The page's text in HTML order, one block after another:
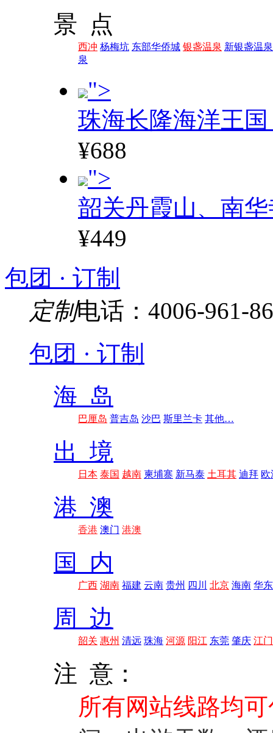
景 点
西冲 杨梅坑 东部华侨城 银盏温泉 新银盏温泉
泉
">
珠海长隆海洋王
¥688
">
韶关丹霞山、南
¥449
包团 · 订制
定制电话：4006-961-
包团 · 订制
海 岛
巴厘岛 普吉岛 沙巴 斯里兰卡 其他…
出 境
日本 泰国 越南 柬埔寨 新马泰 土耳其 迪拜 欧
港 澳
香港 澳门 港澳
国 内
广西 湖南 福建 云南 贵州 四川 北京 海南 华东
周 边
韶关 惠州 清远 珠海 河源 阳江 东莞 肇庆 江门
注 意：
所有网站线路均